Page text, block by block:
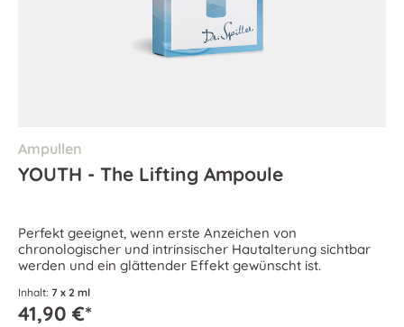
Ampullen
YOUTH - The Lifting Ampoule
Perfekt geeignet, wenn erste Anzeichen von
chronologischer und intrinsischer Hautalterung sichtbar
werden und ein glättender Effekt gewünscht ist.
Inhalt: 7 x 2 ml
41,90 €*